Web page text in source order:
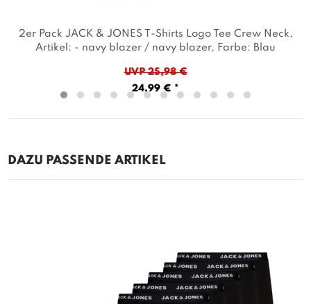
2er Pack JACK & JONES T-Shirts Logo Tee Crew Neck,
Artikel: - navy blazer / navy blazer, Farbe: Blau
UVP 25,98 €
24,99 € *
DAZU PASSENDE ARTIKEL